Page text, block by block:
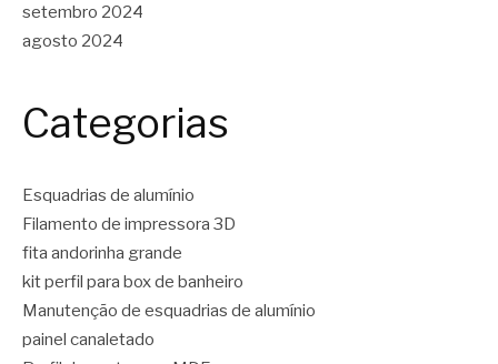
setembro 2024
agosto 2024
Categorias
Esquadrias de alumínio
Filamento de impressora 3D
fita andorinha grande
kit perfil para box de banheiro
Manutenção de esquadrias de alumínio
painel canaletado